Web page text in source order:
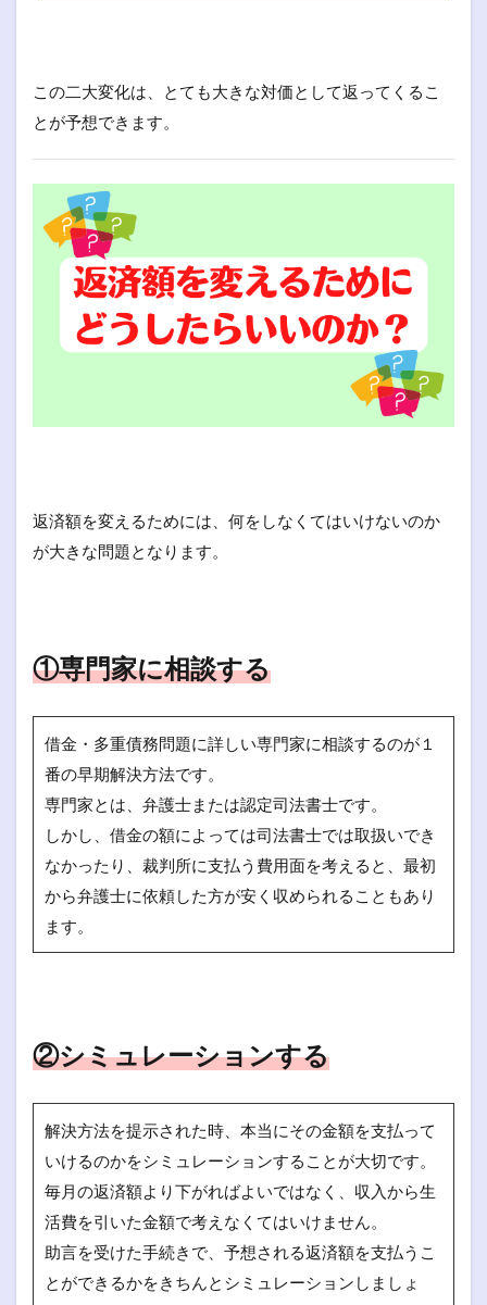
この二大変化は、とても大きな対価として返ってくるこ
とが予想できます。
返済額を変えるためには、何をしなくてはいけないのか
が大きな問題となります。
①専門家に相談する
借金・多重債務問題に詳しい専門家に相談するのが１
番の早期解決方法です。
専門家とは、弁護士または認定司法書士です。
しかし、借金の額によっては司法書士では取扱いでき
なかったり、裁判所に支払う費用面を考えると、最初
から弁護士に依頼した方が安く収められることもあり
ます。
②シミュレーションする
解決方法を提示された時、本当にその金額を支払って
いけるのかをシミュレーションすることが大切です。
毎月の返済額より下がればよいではなく、収入から生
活費を引いた金額で考えなくてはいけません。
助言を受けた手続きで、予想される返済額を支払うこ
とができるかをきちんとシミュレーションしましょ